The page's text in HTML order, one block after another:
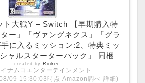
ト大戦Y – Switch 【早期購入特
ー」「ヴァングネクス」「グラ
に入るミッション:2、特典ミッ
ャルスターターパック」 同梱
created by Rinker
ナムコエンターテインメント
09 15:30:03時点 Amazon調べ-詳細)